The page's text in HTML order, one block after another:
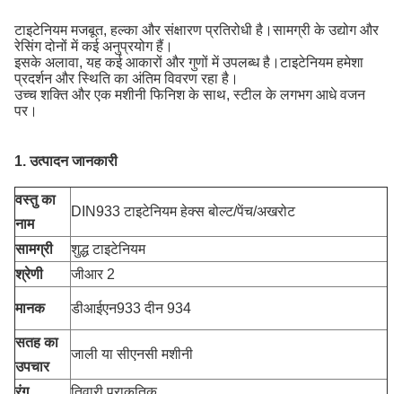
टाइटेनियम मजबूत, हल्का और संक्षारण प्रतिरोधी है।सामग्री के उद्योग और
रेसिंग दोनों में कई अनुप्रयोग हैं।
इसके अलावा, यह कई आकारों और गुणों में उपलब्ध है।टाइटेनियम हमेशा
प्रदर्शन और स्थिति का अंतिम विवरण रहा है।
उच्च शक्ति और एक मशीनी फिनिश के साथ, स्टील के लगभग आधे वजन
पर।
1. उत्पादन जानकारी
वस्तु का
नाम
DIN933 टाइटेनियम हेक्स बोल्ट/पेंच/अखरोट
सामग्री
शुद्ध टाइटेनियम
श्रेणी
जीआर 2
मानक डीआईएन933 दीन 934
सतह का
उपचार
जाली या सीएनसी मशीनी